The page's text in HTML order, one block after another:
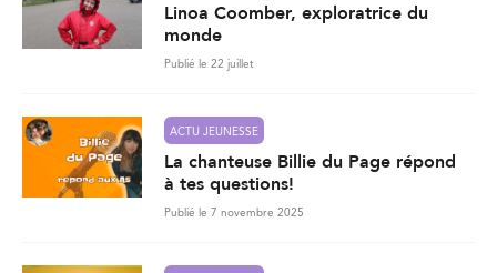
Linoa Coomber, exploratrice du
monde
Publié le 22 juillet
ACTU JEUNESSE
La chanteuse Billie du Page répond
à tes questions!
Publié le 7 novembre 2025